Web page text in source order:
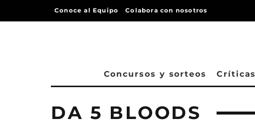
Conoce al Equipo Colabora con nosotros
Concursos y sorteos Críticas
DA 5 BLOODS